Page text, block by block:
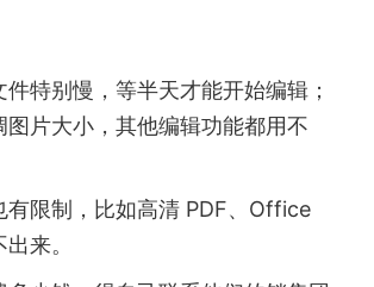
件特别慢，等半天才能开始编辑；
图片大小，其他编辑功能都用不
有限制，比如高清 PDF、Office
来。